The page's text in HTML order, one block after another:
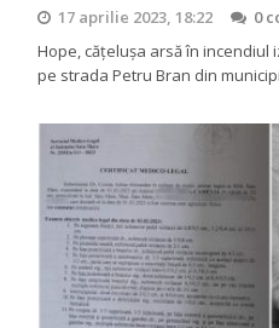
17 aprilie 2023, 18:22
0
Hope, cățelușa arsă în incendiul
pe strada Petru Bran din